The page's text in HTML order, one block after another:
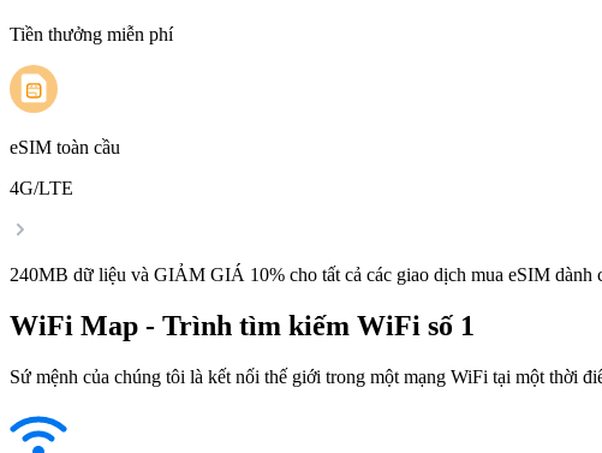
Tiền thưởng miễn phí
eSIM toàn cầu
4G/LTE
240MB dữ liệu và GIẢM GIÁ 10% cho tất cả các giao dịch mua eSIM dành
WiFi Map - Trình tìm kiếm WiFi số 1
Sứ mệnh của chúng tôi là kết nối thế giới trong một mạng WiFi tại một thời